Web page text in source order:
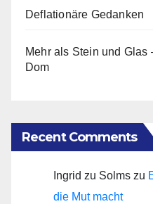
Deflationäre Gedanken
Mehr als Stein und
Dom
Recent Comments
Ingrid zu Solms zu
die Mut macht